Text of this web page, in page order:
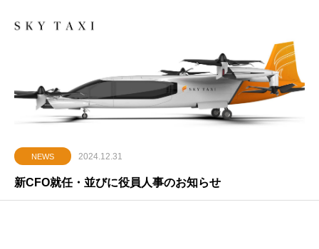
NEWS 2024.12.31
新CFO就任・並びに役員人事のお知らせ